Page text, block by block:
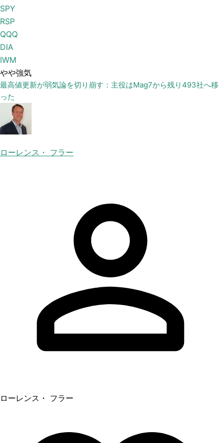
SPY
RSP
QQQ
DIA
IWM
やや強気
最高値更新が弱気論を切り崩す：主役はMag7から残り493社へ移
った
ローレンス・ フラー
ローレンス・ フラー